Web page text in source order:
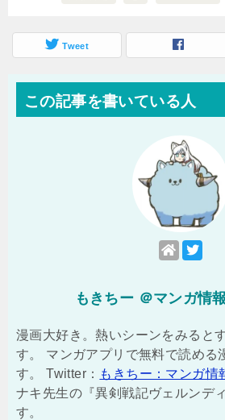
Tweet
この記事を書いている人
もきちー ＠マンガ情
漫画大好き。熱いシーンをみると
す。 マンガアプリで無料で読める
す。 Twitter： もきちー：マンガ情
ナキ先生の『異剣戦記ヴェルンデ
す。